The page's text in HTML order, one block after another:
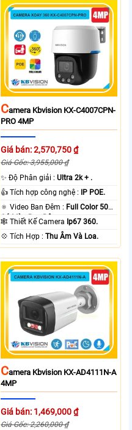
CAmera Kbvision KX-C4007CPN-
PRO 4MP
Giá bán: 2,570,750 ₫
Giá Gốc: 3,955,000 ₫
✨ Độ Phân giải :Ultra 2k + .
👍 Tích hợp công nghệ :
IP POE.
🔅 Video Ban Đêm : Full Color 50m
Có Màu Ban Ðêm.
🕸️ Thiết Kế Camera Ip67 360.
️💠 Tích Hợp :Thu Âm Và Loa.
CAmera Kbvision KX-AD4111N-A
4MP
Giá bán: 1,469,000 ₫
Giá Gốc: 2,260,000 ₫